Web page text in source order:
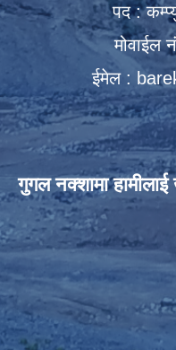
पद :
मोवाईल
ईमेल :
गुगल नक्शामा